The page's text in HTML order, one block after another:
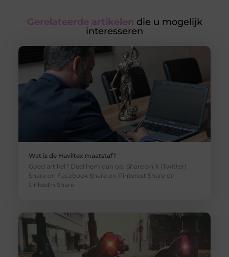
Gerelateerde artikelen die u mogelijk
interesseren
Wat is de Haviltex maatstaf?
Goed artikel? Deel hem dan op: Share on X (Twitter)
Share on Facebook Share on Pinterest Share on
LinkedIn Share